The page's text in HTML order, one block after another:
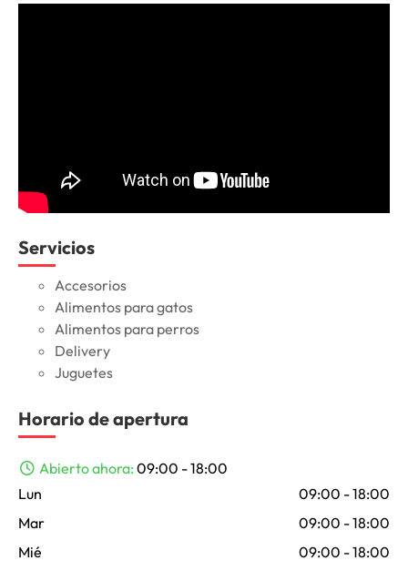
Servicios
Accesorios
Alimentos para gatos
Alimentos para perros
Delivery
Juguetes
Horario de apertura
Abierto ahora: 09:00 - 18:00
Lun
09:00 - 18:00
Mar
09:00 - 18:00
Mié
09:00 - 18:00